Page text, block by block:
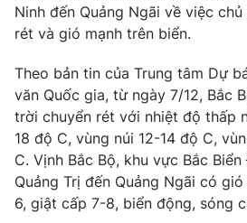
Góc doanh nghiệp
Truyền hình
Hậu trường
Nhân vật
Khán giả
Giải sao mai
Giải trí
Điện ảnh
Âm nhạc
Sao
Đời sống
Du lịch
Làm đẹp
Giáo dục
Tuyển sinh
Ninh đến Quảng Ngãi về việc
rét và gió mạnh trên biển.
Theo bản tin của Trung tâm Dự
văn Quốc gia, từ ngày 7/12, Bắc
trời chuyển rét với nhiệt độ thấp
18 độ C, vùng núi 12-14 độ C,
C. Vịnh Bắc Bộ, khu vực Bắc
Quảng Trị đến Quảng Ngãi có
6, giật cấp 7-8, biển động, sóng